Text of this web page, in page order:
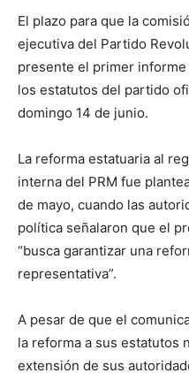
El plazo para que la
ejecutiva del Partido
presente el primer
los estatutos del partido
domingo 14 de junio.
La reforma estatuaria al
interna del PRM fue
de mayo, cuando las
política señalaron que el
“busca garantizar una
representativa”.
A pesar de que el
la reforma a sus estatutos
extensión de sus